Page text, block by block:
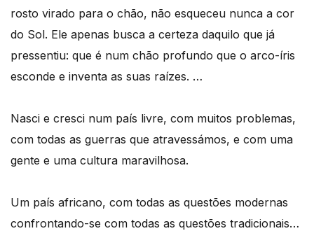
rosto virado para o chão, não esqueceu nunca a cor
do Sol. Ele apenas busca a certeza daquilo que já
pressentiu: que é num chão profundo que o arco-íris
esconde e inventa as suas raízes. …
Nasci e cresci num país livre, com muitos problemas,
com todas as guerras que atravessámos, e com uma
gente e uma cultura maravilhosa.
Um país africano, com todas as questões modernas
confrontando-se com todas as questões tradicionais…